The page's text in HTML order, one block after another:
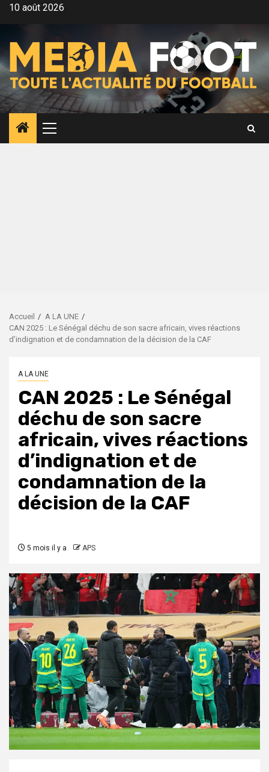
Aller10 août 2026
Menu
principal
Accueil
A LA UNE
CAN 2025 : Le Sénégal déchu de son sacre africain, vives réactions
d’indignation et de condamnation de la décision de la CAF
A LA UNE
CAN 2025 : Le Sénégal
déchu de son sacre
africain, vives réactions
d’indignation et de
condamnation de la
décision de la CAF
5 mois il y a APS